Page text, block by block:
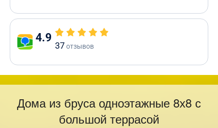
4.9
37отзывов
Дома из бруса одноэтажные 8х8 с
большой террасой